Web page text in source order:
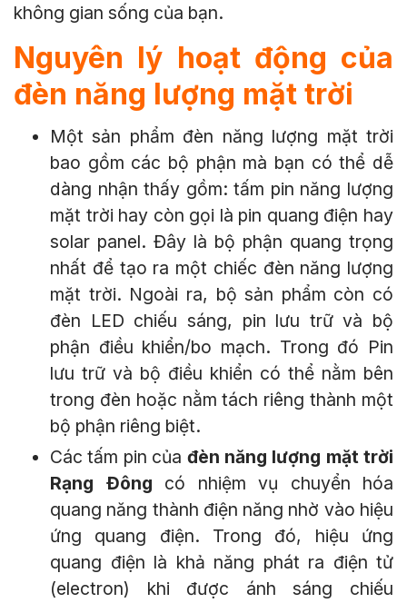
không gian sống của bạn.
Nguyên lý hoạt động của
đèn năng lượng mặt trời
Một sản phẩm đèn năng lượng mặt trời
bao gồm các bộ phận mà bạn có thể dễ
dàng nhận thấy gồm: tấm pin năng lượng
mặt trời hay còn gọi là pin quang điện hay
solar panel. Đây là bộ phận quang trọng
nhất để tạo ra một chiếc đèn năng lượng
mặt trời. Ngoài ra, bộ sản phẩm còn có
đèn LED chiếu sáng, pin lưu trữ và bộ
phận điều khiển/bo mạch. Trong đó Pin
lưu trữ và bộ điều khiển có thể nằm bên
trong đèn hoặc nằm tách riêng thành một
bộ phận riêng biệt.
Các tấm pin của đèn năng lượng mặt trời
Rạng Đông có nhiệm vụ chuyển hóa
quang năng thành điện năng nhờ vào hiệu
ứng quang điện. Trong đó, hiệu ứng
quang điện là khả năng phát ra điện tử
(electron) khi được ánh sáng chiếu